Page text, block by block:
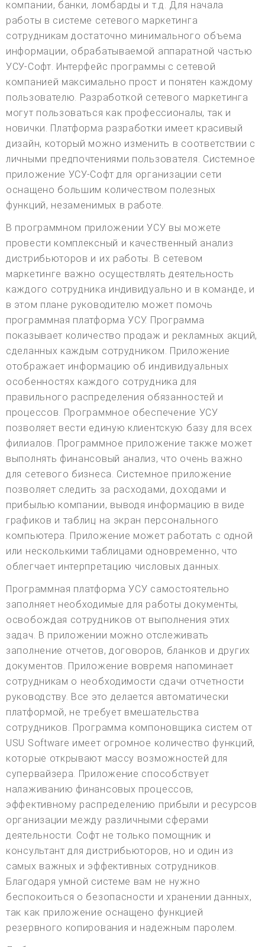
компании, банки, ломбарды и т.д. Для начала
работы в системе сетевого маркетинга
сотрудникам достаточно минимального объема
информации, обрабатываемой аппаратной частью
УСУ-Софт. Интерфейс программы с сетевой
компанией максимально прост и понятен каждому
пользователю. Разработкой сетевого маркетинга
могут пользоваться как профессионалы, так и
новички. Платформа разработки имеет красивый
дизайн, который можно изменить в соответствии с
личными предпочтениями пользователя. Системное
приложение УСУ-Софт для организации сети
оснащено большим количеством полезных
функций, незаменимых в работе.
В программном приложении УСУ вы можете
провести комплексный и качественный анализ
дистрибьюторов и их работы. В сетевом
маркетинге важно осуществлять деятельность
каждого сотрудника индивидуально и в команде, и
в этом плане руководителю может помочь
программная платформа УСУ. Программа
показывает количество продаж и рекламных акций,
сделанных каждым сотрудником. Приложение
отображает информацию об индивидуальных
особенностях каждого сотрудника для
правильного распределения обязанностей и
процессов. Программное обеспечение УСУ
позволяет вести единую клиентскую базу для всех
филиалов. Программное приложение также может
выполнять финансовый анализ, что очень важно
для сетевого бизнеса. Системное приложение
позволяет следить за расходами, доходами и
прибылью компании, выводя информацию в виде
графиков и таблиц на экран персонального
компьютера. Приложение может работать с одной
или несколькими таблицами одновременно, что
облегчает интерпретацию числовых данных.
Программная платформа УСУ самостоятельно
заполняет необходимые для работы документы,
освобождая сотрудников от выполнения этих
задач. В приложении можно отслеживать
заполнение отчетов, договоров, бланков и других
документов. Приложение вовремя напоминает
сотрудникам о необходимости сдачи отчетности
руководству. Все это делается автоматически
платформой, не требует вмешательства
сотрудников. Программа компоновщика систем от
USU Software имеет огромное количество функций,
которые открывают массу возможностей для
супервайзера. Приложение способствует
налаживанию финансовых процессов,
эффективному распределению прибыли и ресурсов
организации между различными сферами
деятельности. Софт не только помощник и
консультант для дистрибьюторов, но и один из
самых важных и эффективных сотрудников.
Благодаря умной системе вам не нужно
беспокоиться о безопасности и хранении данных,
так как приложение оснащено функцией
резервного копирования и надежным паролем.